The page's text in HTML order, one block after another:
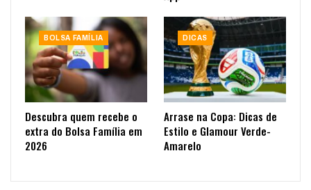
BOLSA FAMÍLIA
Descubra quem recebe o
extra do Bolsa Família em
2026
DICAS
Arrase na Copa: Dicas de
Estilo e Glamour Verde-
Amarelo